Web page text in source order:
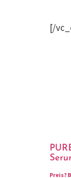
[/
Preis?